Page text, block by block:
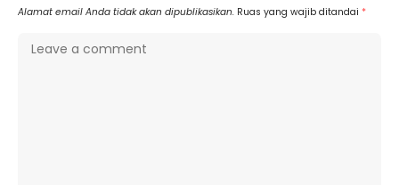
Alamat email Anda tidak akan dipublikasikan. Ruas yang wajib ditandai *